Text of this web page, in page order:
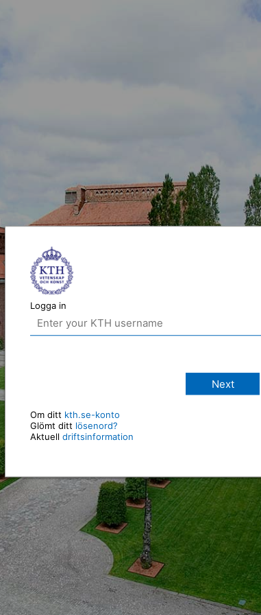
Logga in
Next
Om ditt kth.se-konto
Glömt ditt lösenord?
Aktuell driftsinformation